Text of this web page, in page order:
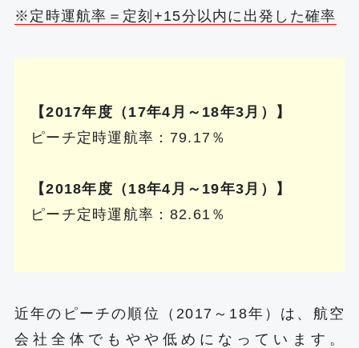
※定時運航率＝定刻+15分以内に出発した確率
【2017年度（17年4月～18年3月）】
ピーチ定時運航率：79.17％
【2018年度（18年4月～19年3月）】
ピーチ定時運航率：82.61％
近年のピーチの順位（2017～18年）は、航空
会社全体でもやや低めになっています。